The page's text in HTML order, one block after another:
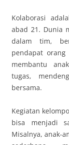
Kolaborasi
abad 21. Dunia
dalam tim,
pendapat
membantu
tugas,
bersama.
Kegiatan
bisa menjadi
Misalnya, anak-